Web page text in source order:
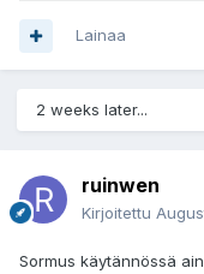
Lainaa
2 weeks later...
ruinwen
Kirjoitettu
Sormus käytännössä